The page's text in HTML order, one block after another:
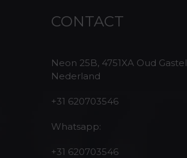
CONTACT
Neon 25B, 4751XA Oud Gastel
Nederland
+31 620703546
Whatsapp:
+31 620703546